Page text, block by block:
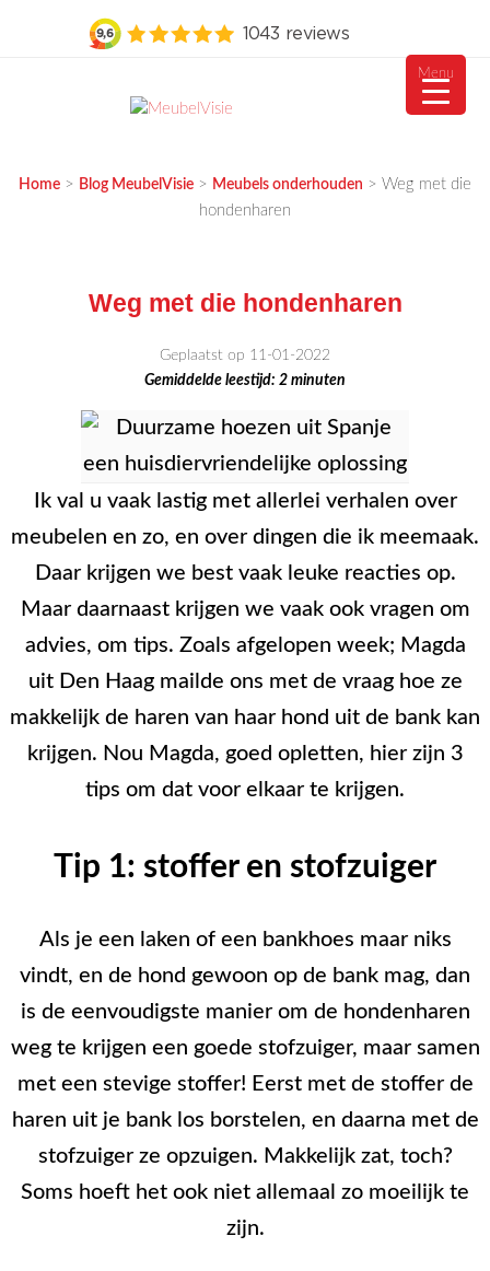
inhoud
Home > Blog MeubelVisie > Meubels onderhouden > Weg met die
hondenharen
Weg met die hondenharen
Geplaatst op 11-01-2022
Gemiddelde leestijd: 2 minuten
Ik val u vaak lastig met allerlei verhalen over
meubelen en zo, en over dingen die ik meemaak.
Daar krijgen we best vaak leuke reacties op.
Maar daarnaast krijgen we vaak ook vragen om
advies, om tips. Zoals afgelopen week; Magda
uit Den Haag mailde ons met de vraag hoe ze
makkelijk de haren van haar hond uit de bank kan
krijgen. Nou Magda, goed opletten, hier zijn 3
tips om dat voor elkaar te krijgen.
Tip 1: stoffer en stofzuiger
Als je een laken of een bankhoes maar niks
vindt, en de hond gewoon op de bank mag, dan
is de eenvoudigste manier om de hondenharen
weg te krijgen een goede stofzuiger, maar samen
met een stevige stoffer! Eerst met de stoffer de
haren uit je bank los borstelen, en daarna met de
stofzuiger ze opzuigen. Makkelijk zat, toch?
Soms hoeft het ook niet allemaal zo moeilijk te
zijn.
Menu